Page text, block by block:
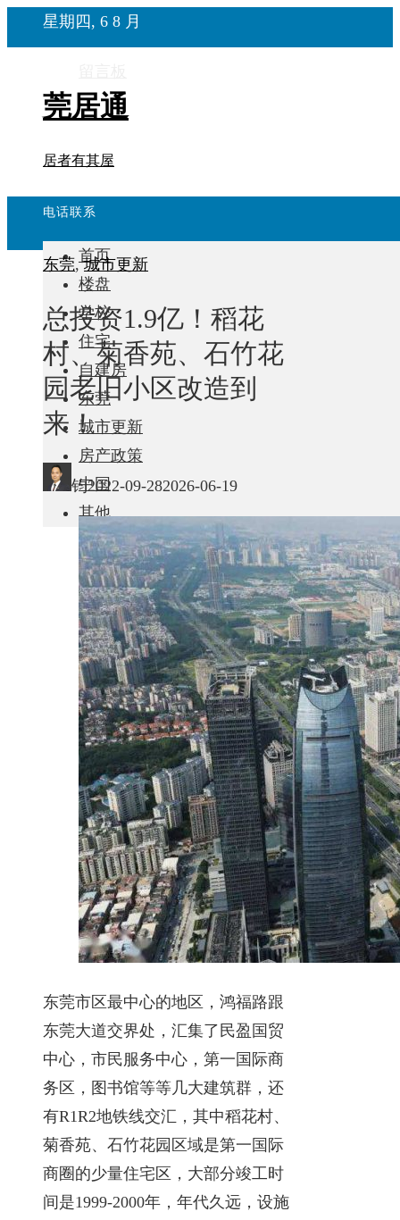
星期四, 6 8 月
莞居通
居者有其屋
电话联系
首页
楼盘
学校
住宅
自建房
东莞
城市更新
房产政策
中国
其他
东莞,城市更新
总投资1.9亿！稻花
村、菊香苑、石竹花
园老旧小区改造到
来！
钧2022-09-282026-06-19
东莞市区最中心的地区，鸿福路跟
东莞大道交界处，汇集了民盈国贸
中心，市民服务中心，第一国际商
务区，图书馆等等几大建筑群，还
有R1R2地铁线交汇，其中稻花村、
菊香苑、石竹花园区域是第一国际
商圈的少量住宅区，大部分竣工时
间是1999-2000年，年代久远，设施